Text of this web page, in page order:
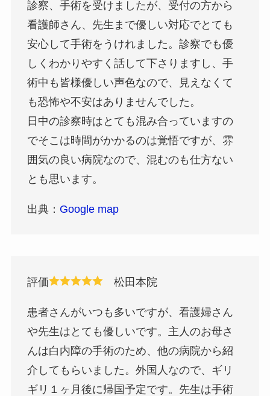
診察、手術を受けましたが、受付の方から
看護師さん、先生まで優しい対応でとても
安心して手術をうけれました。診察でも優
しくわかりやすく話して下さりますし、手
術中も皆様優しい声色なので、見えなくて
も恐怖や不安はありませんでした。
日中の診察時はとても混み合っていますの
でそこは時間がかかるのは覚悟ですが、雰
囲気の良い病院なので、混むのも仕方ない
とも思います。
出典： Google map
評価 松田本院
患者さんがいつも多いですが、看護婦さん
や先生はとても優しいです。主人のお母さ
んは白内障の手術のため、他の病院から紹
介してもらいました。外国人なので、ギリ
ギリ１ヶ月後に帰国予定です。先生は手術